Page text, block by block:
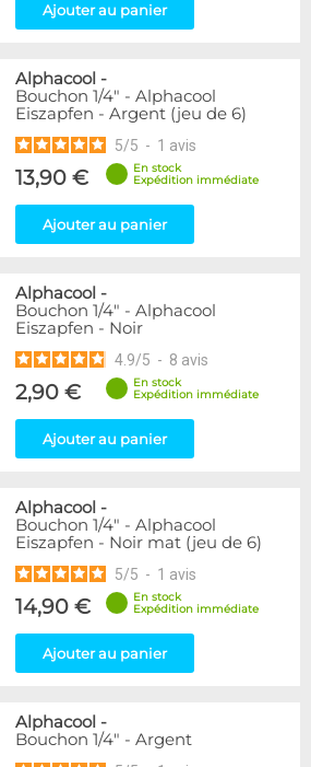
Ajouter au panier
Alphacool -
Bouchon 1/4" - Alphacool
Eiszapfen - Argent (jeu de 6)
5/5 - 1 avis
13,90 €
En stock
Expédition immédiate
Ajouter au panier
Alphacool -
Bouchon 1/4" - Alphacool
Eiszapfen - Noir
4.9/5 - 8 avis
2,90 €
En stock
Expédition immédiate
Ajouter au panier
Alphacool -
Bouchon 1/4" - Alphacool
Eiszapfen - Noir mat (jeu de 6)
5/5 - 1 avis
14,90 €
En stock
Expédition immédiate
Ajouter au panier
Alphacool -
Bouchon 1/4" - Argent